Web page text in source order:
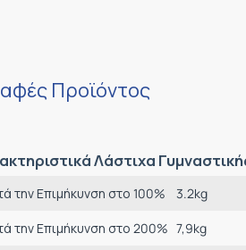
Προϊόντος
Λάστιχα
την Επιμήκυνση στο 100% 3.2kg
την Επιμήκυνση στο 200% 7,9kg